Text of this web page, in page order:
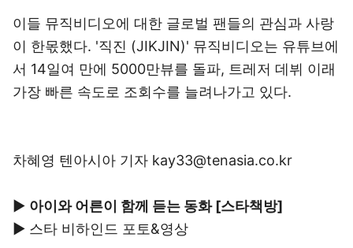
이들 뮤직비디오에 대한 글로벌 팬들의 관심과 사랑
이 한몫했다. '직진 (JIKJIN)' 뮤직비디오는 유튜브에
서 14일여 만에 5000만뷰를 돌파, 트레저 데뷔 이래
가장 빠른 속도로 조회수를 늘려나가고 있다.
차혜영 텐아시아 기자 kay33@tenasia.co.kr
▶ 아이와 어른이 함께 듣는 동화 [스타책방]
▶ 스타 비하인드 포토&영상